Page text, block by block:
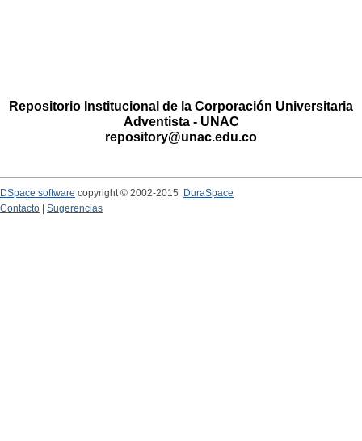
Repositorio Institucional de la Corporación Universitaria
Adventista - UNAC
repository@unac.edu.co
DSpace software copyright © 2002-2015
DuraSpace
Contacto
Sugerencias